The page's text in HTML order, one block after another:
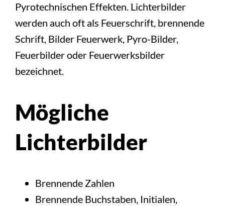
Pyrotechnischen Effekten. Lichterbilder
werden auch oft als Feuerschrift, brennende
Schrift, Bilder Feuerwerk, Pyro-Bilder,
Feuerbilder oder Feuerwerksbilder
bezeichnet.
Mögliche
Lichterbilder
Brennende Zahlen
Brennende Buchstaben, Initialen,